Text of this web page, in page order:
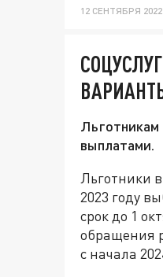
12 СЕНТЯБРЯ 2022
Льготникам
выплатами.
Льготники
2023 году
срок до 1
обращения
с начала